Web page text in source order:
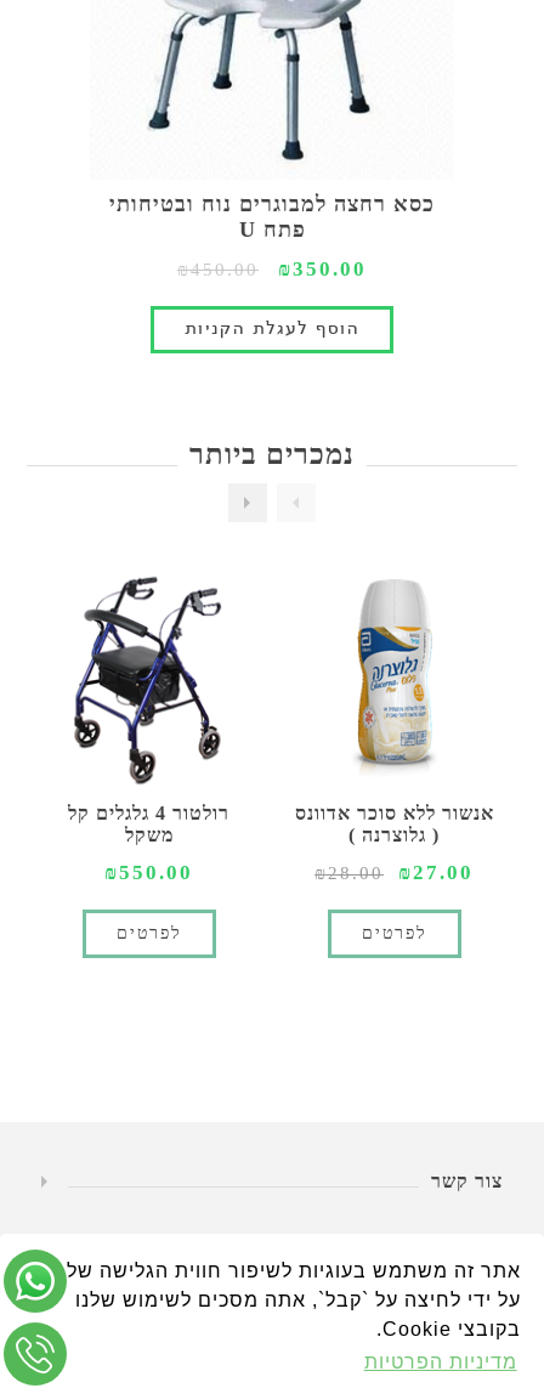
אתר זה משתמש בעוגיות לשיפור חווית הגלישה שלך.
על ידי לחיצה על `קבל`, אתה מסכים לשימוש שלנו
בקובצי Cookie.
מדיניות הפרטיות
כסא רחצה למבוגרים נוח ובטיחותי
פתח U
₪350.00
₪450.00
נמכרים ביותר
אנשור ללא סוכר אדוונס
( גלוצרנה )
₪27.00
₪28.00
לפרטים
רולטור 4 גלגלים קל
משקל
₪550.00
לפרטים
צור קשר
החשבון שלי
עזרה